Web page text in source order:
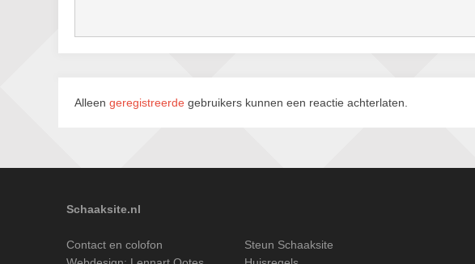
Alleen geregistreerde gebruikers kunnen een reactie achterlaten.
Schaaksite.nl
Contact en colofon
Steun Schaaksite